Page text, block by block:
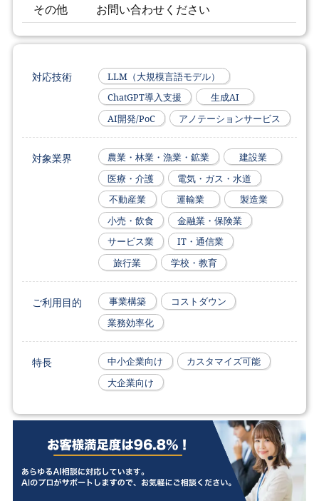
その他 お問い合わせください
対応技術
LLM（大規模言語モデル）
ChatGPT導入支援
生成AI
AI開発/PoC
アノテーションサービス
対象業界 農業・林業・漁業・鉱業
建設業
医療・介護
電気・ガス・水道
不動産業
運輸業
製造業
小売・飲食
金融業・保険業
サービス業
IT・通信業
旅行業
学校・教育
ご利用目的 事業構築
コストダウン
業務効率化
特長 中小企業向け
カスタマイズ可能
大企業向け